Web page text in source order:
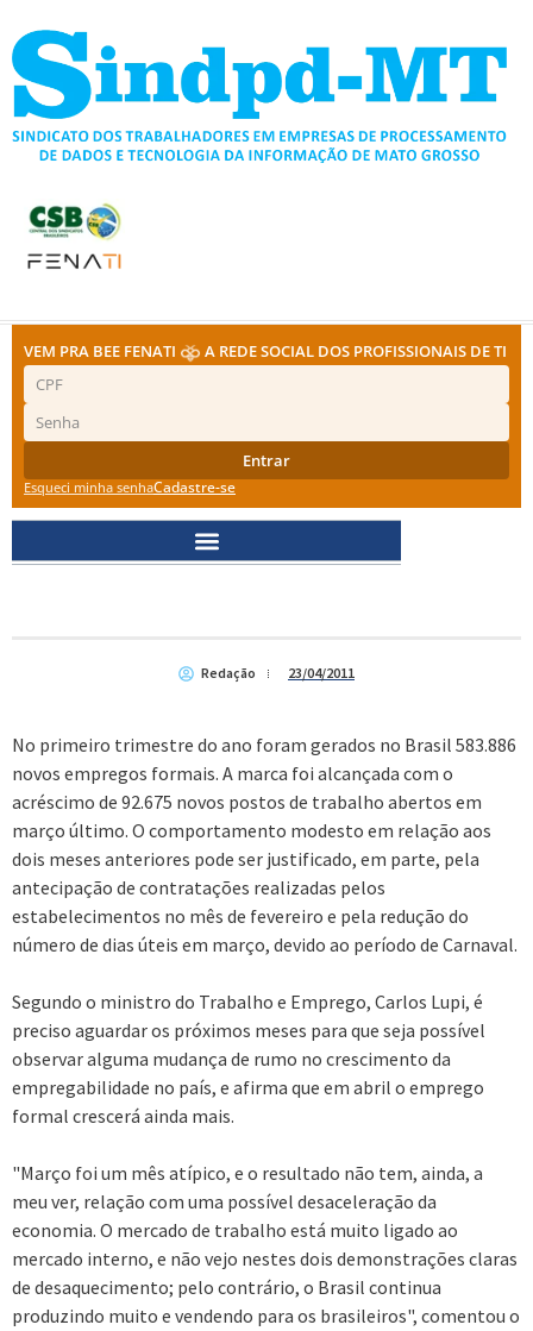
para
conteúdo
VEM PRA BEE FENATI A REDE SOCIAL DOS PROFISSIONAIS DE TI
Entrar
Esqueci minha senhaCadastre-se
Redação 23/04/2011
No primeiro trimestre do ano foram gerados no Brasil 583.886
novos empregos formais. A marca foi alcançada com o
acréscimo de 92.675 novos postos de trabalho abertos em
março último. O comportamento modesto em relação aos
dois meses anteriores pode ser justificado, em parte, pela
antecipação de contratações realizadas pelos
estabelecimentos no mês de fevereiro e pela redução do
número de dias úteis em março, devido ao período de Carnaval.
Segundo o ministro do Trabalho e Emprego, Carlos Lupi, é
preciso aguardar os próximos meses para que seja possível
observar alguma mudança de rumo no crescimento da
empregabilidade no país, e afirma que em abril o emprego
formal crescerá ainda mais.
"Março foi um mês atípico, e o resultado não tem, ainda, a
meu ver, relação com uma possível desaceleração da
economia. O mercado de trabalho está muito ligado ao
mercado interno, e não vejo nestes dois demonstrações claras
de desaquecimento; pelo contrário, o Brasil continua
produzindo muito e vendendo para os brasileiros", comentou o